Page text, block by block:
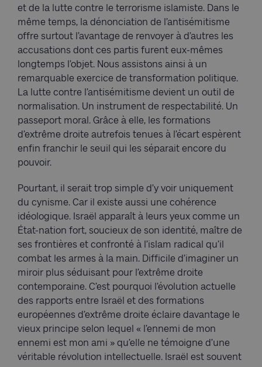
et de la lutte contre le terrorisme islamiste. Dans le
même temps, la dénonciation de l’antisémitisme
offre surtout l’avantage de renvoyer à d’autres les
accusations dont ces partis furent eux-mêmes
longtemps l’objet. Nous assistons ainsi à un
remarquable exercice de transformation politique.
La lutte contre l’antisémitisme devient un outil de
normalisation. Un instrument de respectabilité. Un
passeport moral. Grâce à elle, les formations
d’extrême droite autrefois tenues à l’écart espèrent
enfin franchir le seuil qui les séparait encore du
pouvoir.
Pourtant, il serait trop simple d’y voir uniquement
du cynisme. Car il existe aussi une cohérence
idéologique. Israël apparaît à leurs yeux comme un
État-nation fort, soucieux de son identité, maître de
ses frontières et confronté à l’islam radical qu’il
combat les armes à la main. Difficile d’imaginer un
miroir plus séduisant pour l’extrême droite
contemporaine. C’est pourquoi l’évolution actuelle
des rapports entre Israël et des formations
européennes d’extrême droite éclaire davantage le
vieux principe selon lequel « l’ennemi de mon
ennemi est mon ami » qu’elle ne témoigne d’une
véritable révolution intellectuelle. Israël est souvent